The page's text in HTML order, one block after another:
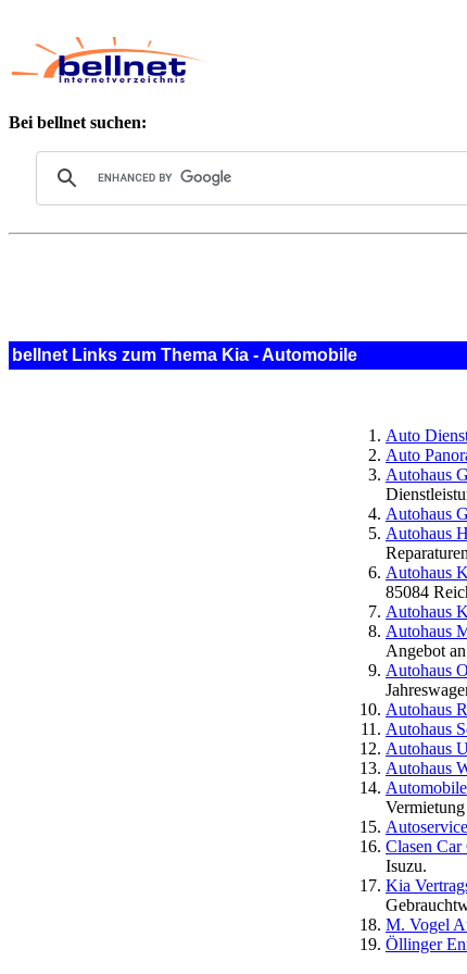
Bei bellnet suchen:
bellnet Links zum Thema Kia - Automobile
Auto
Auto
Autohaus
Autohaus
Autohaus
Autohaus
85084
Autohaus
Autohaus
Angebot
Autohaus
Autohaus
Autohaus
Autohaus
Autohaus
Clasen Car
Isuzu.
Kia
M. Vogel
Öllinger